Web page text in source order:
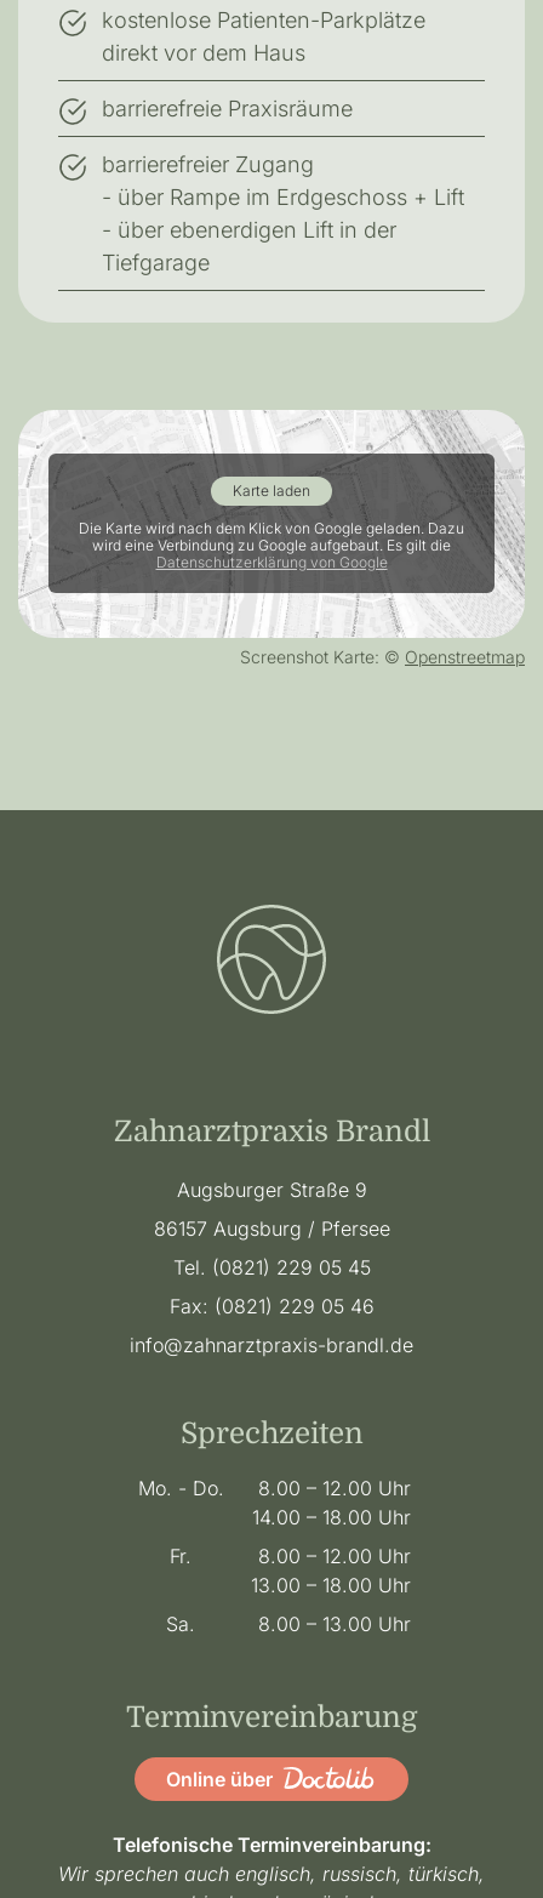
kostenlose Patienten-Parkplätze
direkt vor dem Haus
barrierefreie Praxisräume
barrierefreier Zugang
- über Rampe im Erdgeschoss + Lift
- über ebenerdigen Lift in der
Tiefgarage
Karte laden
Die Karte wird nach dem Klick von Google geladen. Dazu
wird eine Verbindung zu Google aufgebaut. Es gilt die
Datenschutzerklärung von Google
Screenshot Karte: © Openstreetmap
Zahnarztpraxis Brandl
Augsburger Straße 9
86157 Augsburg / Pfersee
Tel. (0821) 229 05 45
Fax: (0821) 229 05 46
info@zahnarztpraxis-brandl.de
Sprechzeiten
Mo. - Do.
8.00 – 12.00 Uhr
14.00 – 18.00 Uhr
Fr.
8.00 – 12.00 Uhr
13.00 – 18.00 Uhr
Sa.
8.00 – 13.00 Uhr
Terminvereinbarung
Online über
Telefonische Terminvereinbarung:
Wir sprechen auch englisch, russisch, türkisch,